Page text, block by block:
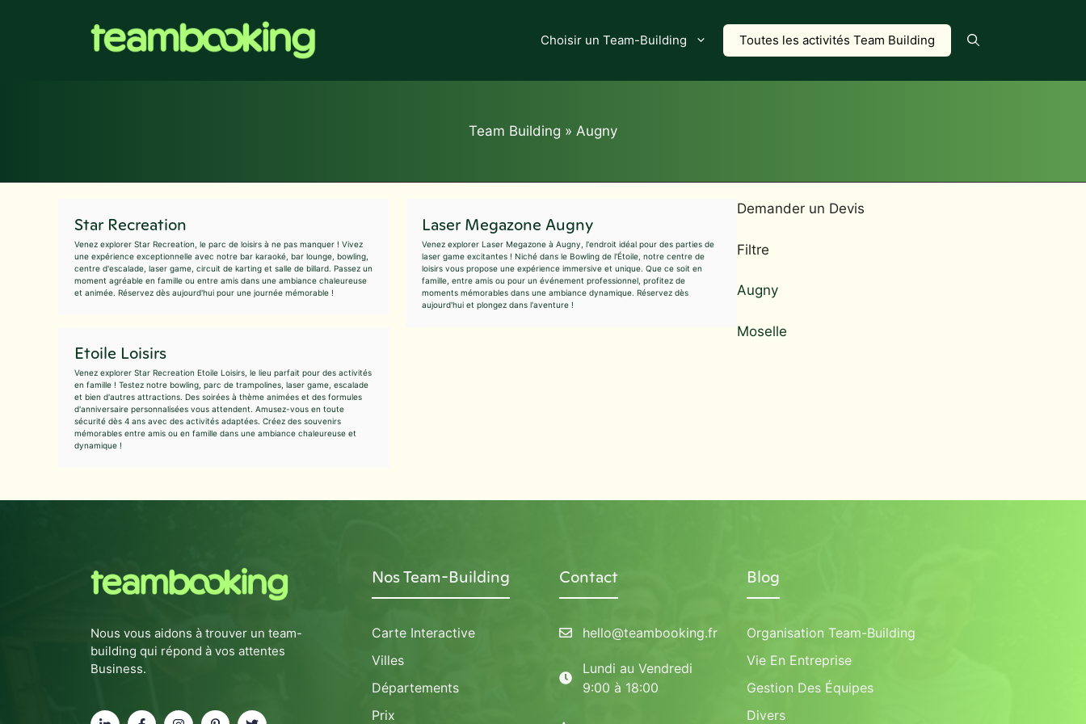
Choisir un Team-Building Toutes les activités Team Building
Team Building » Augny
Star Recreation
Venez explorer Star Recreation, le parc de loisirs à ne pas manquer ! Vivez
une expérience exceptionnelle avec notre bar karaoké, bar lounge, bowling,
centre d'escalade, laser game, circuit de karting et salle de billard. Passez un
moment agréable en famille ou entre amis dans une ambiance chaleureuse
et animée. Réservez dès aujourd'hui pour une journée mémorable !
Laser Megazone Augny
Venez explorer Laser Megazone à Augny, l'endroit idéal pour des parties de
laser game excitantes ! Niché dans le Bowling de l'Étoile, notre centre de
loisirs vous propose une expérience immersive et unique. Que ce soit en
famille, entre amis ou pour un événement professionnel, profitez de
moments mémorables dans une ambiance dynamique. Réservez dès
aujourd'hui et plongez dans l'aventure !
Etoile Loisirs
Venez explorer Star Recreation Etoile Loisirs, le lieu parfait pour des activités
en famille ! Testez notre bowling, parc de trampolines, laser game, escalade
et bien d'autres attractions. Des soirées à thème animées et des formules
d'anniversaire personnalisées vous attendent. Amusez-vous en toute
sécurité dès 4 ans avec des activités adaptées. Créez des souvenirs
mémorables entre amis ou en famille dans une ambiance chaleureuse et
dynamique !
Demander un Devis
Filtre
Augny
Moselle
Nous vous aidons à trouver un team-
building qui répond à vos attentes
Business.
Nos Team-Building
Carte Interactive
Villes
Départements
Prix
Contact
hello@teambooking.fr
Lundi au Vendredi
9:00 à 18:00
Blog
Organisation Team-Building
Vie En Entreprise
Gestion Des Équipes
Divers